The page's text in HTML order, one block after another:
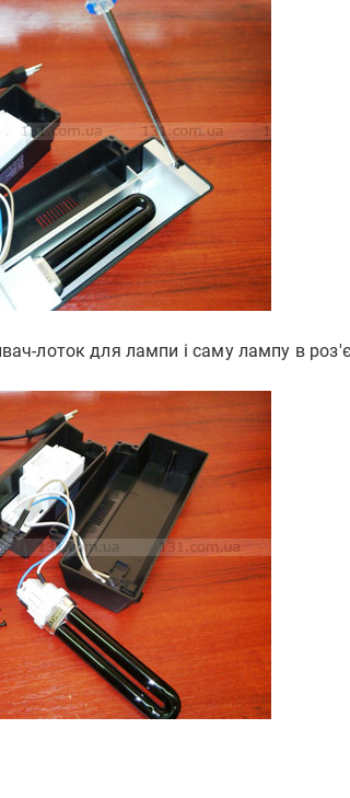
лоток для лампи і саму лампу в